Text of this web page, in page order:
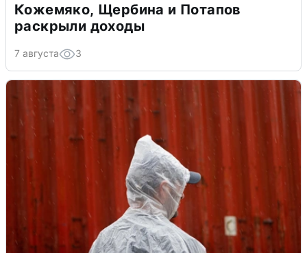
Кожемяко, Щербина и Потапов
раскрыли доходы
7 августа 3